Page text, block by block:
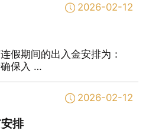
2026-02-12
假期间的出入金安排为：
保入 …
2026-02-12
排